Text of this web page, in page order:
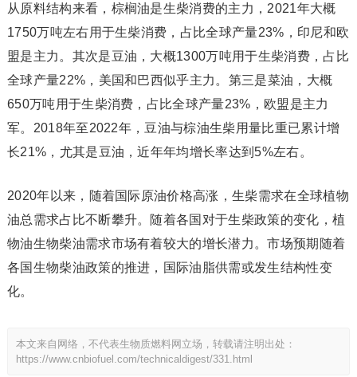
从原料结构来看，棕榈油是生柴消费的主力，2021年大概
1750万吨左右用于生柴消费，占比全球产量23%，印尼和欧
盟是主力。其次是豆油，大概1300万吨用于生柴消费，占比
全球产量22%，美国和巴西似乎主力。第三是菜油，大概
650万吨用于生柴消费，占比全球产量23%，欧盟是主力
军。2018年至2022年，豆油与棕油生柴用量比重已累计增
长21%，尤其是豆油，近年年均增长率达到5%左右。
2020年以来，随着国际原油价格高涨，生柴需求在全球植物
油总需求占比不断攀升。随着各国对于生柴政策的变化，植
物油生物柴油需求市场有着较大的增长潜力。市场预期随着
各国生物柴油政策的推进，国际油脂供需或发生结构性变
化。
本文来自网络，不代表生物质燃料网立场，转载请注明出处：
https://www.cnbiofuel.com/technicaldigest/331.html